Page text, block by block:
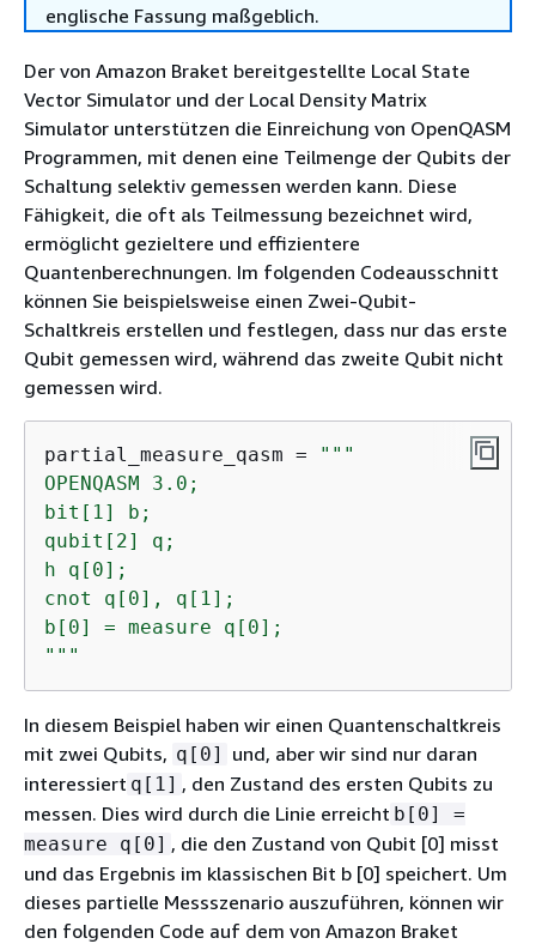
englische Fassung maßgeblich.
Der von Amazon Braket bereitgestellte Local State
Vector Simulator und der Local Density Matrix
Simulator unterstützen die Einreichung von OpenQASM
Programmen, mit denen eine Teilmenge der Qubits der
Schaltung selektiv gemessen werden kann. Diese
Fähigkeit, die oft als Teilmessung bezeichnet wird,
ermöglicht gezieltere und effizientere
Quantenberechnungen. Im folgenden Codeausschnitt
können Sie beispielsweise einen Zwei-Qubit-
Schaltkreis erstellen und festlegen, dass nur das erste
Qubit gemessen wird, während das zweite Qubit nicht
gemessen wird.
partial_measure_qasm =
"""
OPENQASM 3.0;
bit[1] b;
qubit[2] q;
h q[0];
cnot q[0], q[1];
b[0] = measure q[0];
"""
In diesem Beispiel haben wir einen Quantenschaltkreis
mit zwei Qubits, q[0]
und, aber wir sind nur daran
interessiert q[1] , den Zustand des ersten Qubits zu
messen. Dies wird durch die Linie erreicht b[0] =
measure q[0] , die den Zustand von Qubit [0] misst
und das Ergebnis im klassischen Bit b [0] speichert. Um
dieses partielle Messszenario auszuführen, können wir
den folgenden Code auf dem von Amazon Braket